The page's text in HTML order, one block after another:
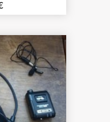
-
emetteur
capsule
de
main
BETA87A